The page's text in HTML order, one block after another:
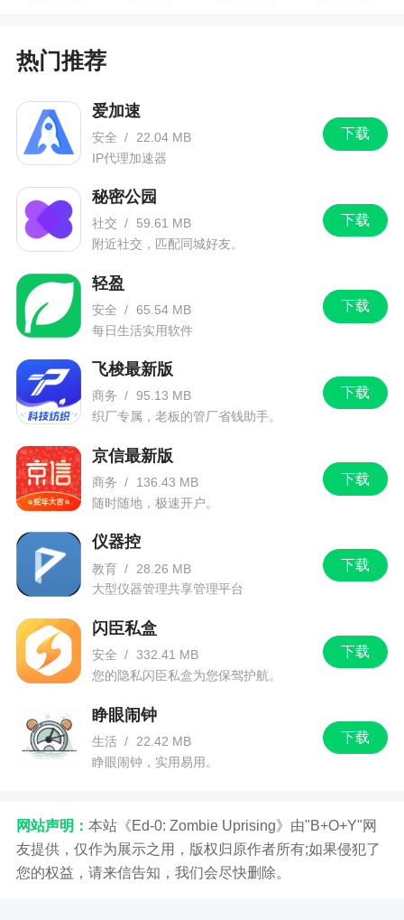
重点新闻
yy直播：做大流量池赋能公会发展 互惠互利拓
展多元变现
9月22日，2022万象·百度移动生态大会首场分
论坛——yy直播《蓄势向前 聚力同行》主题分享会
在珠海举办。百度集团副总裁、yy负责人陆原携yy
直播管理层，同受邀公会分享yy直播2022年的成绩
热门推荐
下载
爱加速
安全 /
22.04 MB
IP代理加速器
下载
秘密公园
社交 /
59.61 MB
附近社交，匹配同城好友。
下载
轻盈
安全 / 65.54 MB
每日生活实用软件
下载
飞梭最新版
商务 / 95.13 MB
织厂专属，老板的管厂省钱助手。
下载
京信最新版
商务 /
136.43 MB
随时随地，极速开户。
下载
仪器控
教育 /
28.26 MB
大型仪器管理共享管理平台
下载
闪臣私盒
安全 / 332.41 MB
您的隐私闪臣私盒为您保驾护航。
下载
睁眼闹钟
生活 /
22.42 MB
睁眼闹钟，实用易用。
网站声明： 本站《Ed-0: Zombie Uprising》由"B+O+Y"网
友提供，仅作为展示之用，版权归原作者所有;如果侵犯了
您的权益，请来信告知，我们会尽快删除。